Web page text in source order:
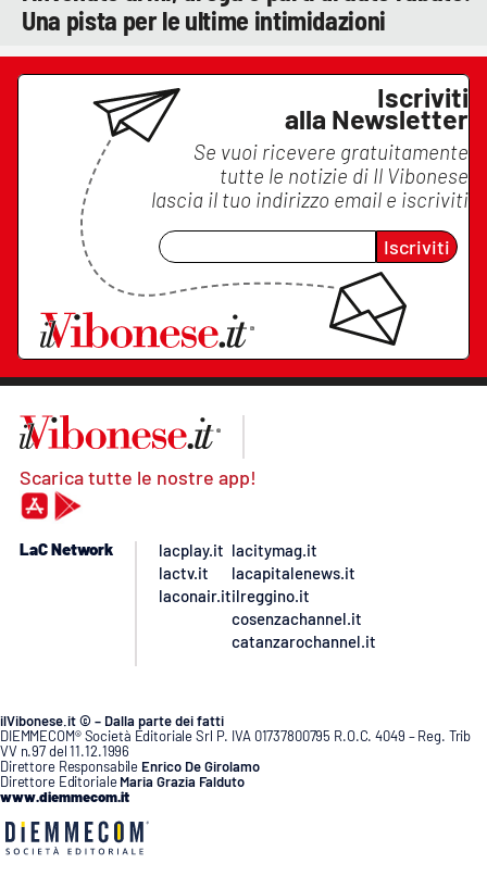
Una pista per le ultime intimidazioni
Iscriviti
alla Newsletter
Se vuoi ricevere gratuitamente
tutte le notizie di Il Vibonese
lascia il tuo indirizzo email e iscriviti
Iscriviti
Scarica tutte le nostre app!
LaC Network
lacplay.it
lactv.it
laconair.it
lacitymag.it
lacapitalenews.it
ilreggino.it
cosenzachannel.it
catanzarochannel.it
ilVibonese.it © – Dalla parte dei fatti
DIEMMECOM® Società Editoriale Srl P. IVA 01737800795 R.O.C. 4049 – Reg. Trib
VV n.97 del 11.12.1996
Direttore Responsabile Enrico De Girolamo
Direttore Editoriale Maria Grazia Falduto
www.diemmecom.it